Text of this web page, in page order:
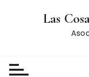
Las